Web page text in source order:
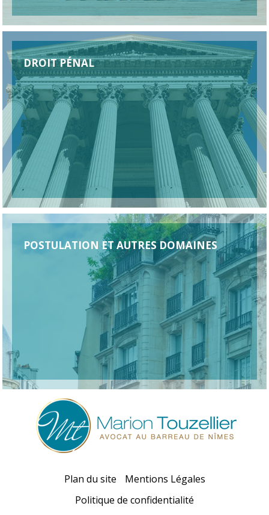
DROIT PÉNAL
POSTULATION ET AUTRES DOMAINES
Plan du site
Mentions Légales
Politique de confidentialité